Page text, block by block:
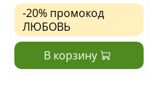
-20% промокод
ЛЮБОВЬ
В корзину